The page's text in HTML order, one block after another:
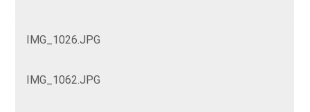
IMG_1026.JPG
IMG_1062.JPG